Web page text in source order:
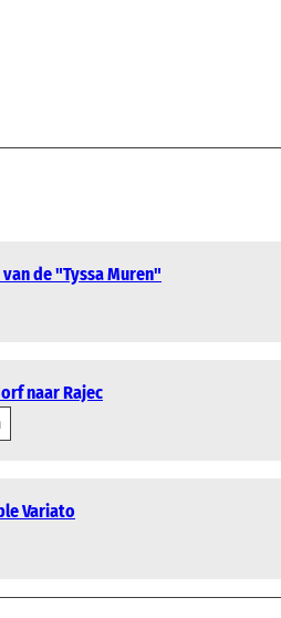
de "Tyssa Muren"
naar Rajec
Variato